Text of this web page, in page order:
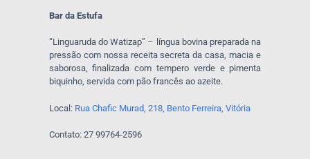
Bar da Estufa
“Linguaruda do Watizap” – língua bovina preparada na
pressão com nossa receita secreta da casa, macia e
saborosa, finalizada com tempero verde e pimenta
biquinho, servida com pão francês ao azeite.
Local: Rua Chafic Murad, 218, Bento Ferreira, Vitória
Contato: 27 99764-2596